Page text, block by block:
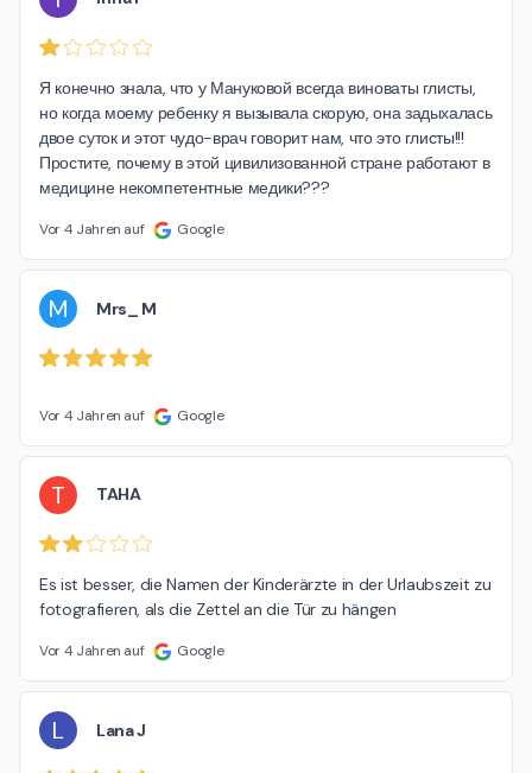
Я конечно знала, что у Мануковой всегда виноваты глисты,
но когда моему ребенку я вызывала скорую, она задыхалась
двое суток и этот чудо-врач говорит нам, что это глисты!!!
Простите, почему в этой цивилизованной стране работают в
медицине некомпетентные медики???
Vor 4 Jahren auf Google
M Mrs_ M
Vor 4 Jahren auf Google
T TAHA
Es ist besser, die Namen der Kinderärzte in der Urlaubszeit zu
fotografieren, als die Zettel an die Tür zu hängen
Vor 4 Jahren auf Google
L Lana J